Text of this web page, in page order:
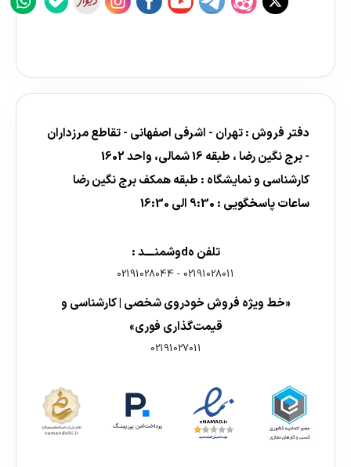
دفتر فروش : تهران - اشرفی اصفهانی - تقاطع مرزداران
- برج نگین رضا ، طبقه 16 شمالی، واحد 1602
کارشناسی و نمایشگاه : طبقه همکف برج نگین رضا
ساعات پاسخگویی : 9:30 الی 16:30
تلفن هdوشمنــــد :
02191028011
-
02191028044
«خط ویژه فروش خودروی شخصی | کارشناسی و
قیمت‌گذاری فوری»
02191027011